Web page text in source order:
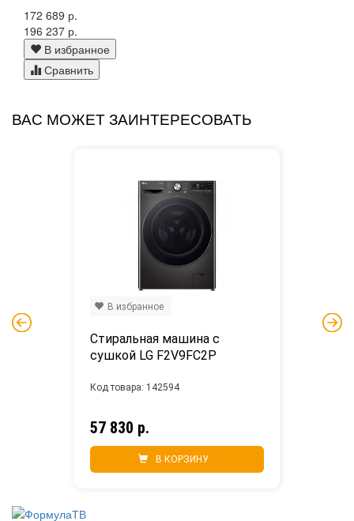
172 689 р.
196 237 р.
В избранное
Сравнить
ВАС МОЖЕТ ЗАИНТЕРЕСОВАТЬ
Стиральная машина с
сушкой LG F2V9FC2P
57 830 р.
В КОРЗИНУ
Код товара: 142594
В избранное